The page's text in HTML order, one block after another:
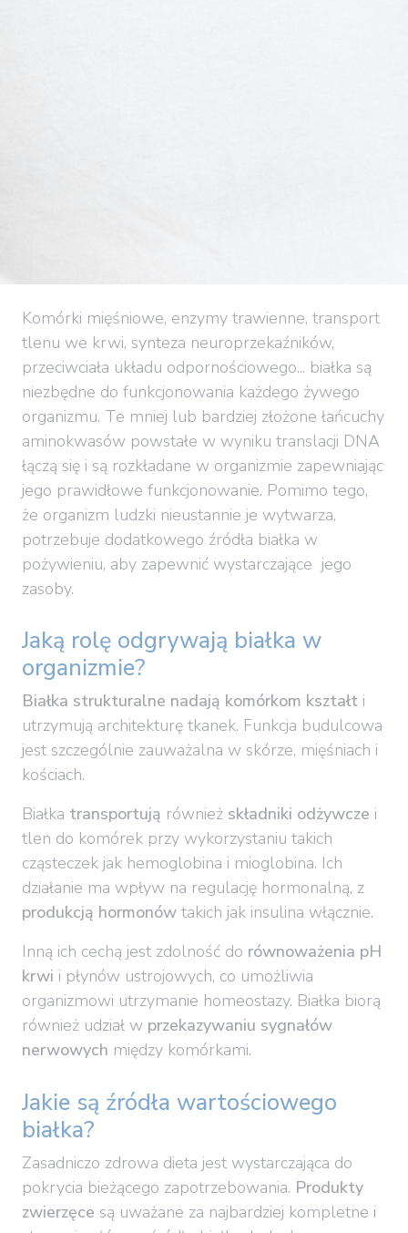
Komórki mięśniowe, enzymy trawienne, transport
tlenu we krwi, synteza neuroprzekaźników,
przeciwciała układu odpornościowego... białka są
niezbędne do funkcjonowania każdego żywego
organizmu. Te mniej lub bardziej złożone łańcuchy
aminokwasów powstałe w wyniku translacji DNA
łączą się i są rozkładane w organizmie zapewniając
jego prawidłowe funkcjonowanie. Pomimo tego,
że organizm ludzki nieustannie je wytwarza,
potrzebuje dodatkowego źródła białka w
pożywieniu, aby zapewnić wystarczające jego
zasoby.
Jaką rolę odgrywają białka w
organizmie?
Białka strukturalne nadają komórkom kształt i
utrzymują architekturę tkanek. Funkcja budulcowa
jest szczególnie zauważalna w skórze, mięśniach i
kościach.
Białka transportują również składniki odżywcze i
tlen do komórek przy wykorzystaniu takich
cząsteczek jak hemoglobina i mioglobina. Ich
działanie ma wpływ na regulację hormonalną, z
produkcją hormonów takich jak insulina włącznie.
Inną ich cechą jest zdolność do równoważenia pH
krwi i płynów ustrojowych, co umożliwia
organizmowi utrzymanie homeostazy. Białka biorą
również udział w przekazywaniu sygnałów
nerwowych między komórkami.
Jakie są źródła wartościowego
białka?
Zasadniczo zdrowa dieta jest wystarczająca do
pokrycia bieżącego zapotrzebowania. Produkty
zwierzęce są uważane za najbardziej kompletne i